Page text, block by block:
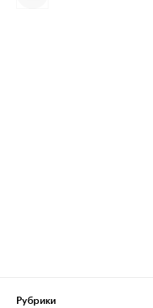
Рубрики